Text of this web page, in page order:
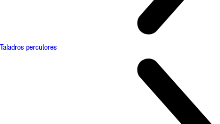
Taladros percutores